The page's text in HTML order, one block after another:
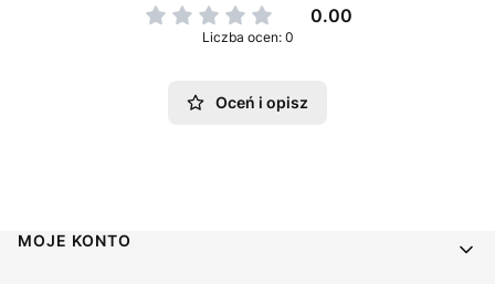
0.00
Liczba ocen: 0
Oceń i opisz
Linki w stopce
MOJE KONTO